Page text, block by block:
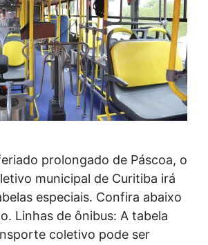
prolongado de Páscoa, o
municipal de Curitiba irá
especiais. Confira abaixo
Linhas de ônibus: A tabela
coletivo pode ser